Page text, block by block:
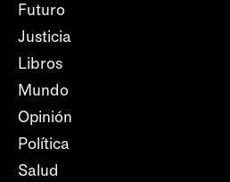
Futuro
Justicia
Libros
Mundo
Opinión
Política
Salud